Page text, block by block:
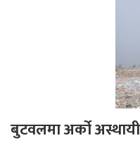
बुटवलमा अर्को